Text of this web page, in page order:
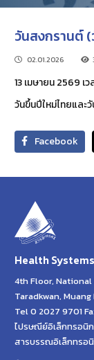
วันสงกรานต์
02.01.2026
13 เมษายน 2569 เ
วันขึ้นปีใหม่ไทยและ
Facebook
Health
4th Floor,
Taradkwan,
Tel 0 2027 9701
ไปรษณีย์อิเล็กทรอนิ
สารบรรณอิเล็กทรอ